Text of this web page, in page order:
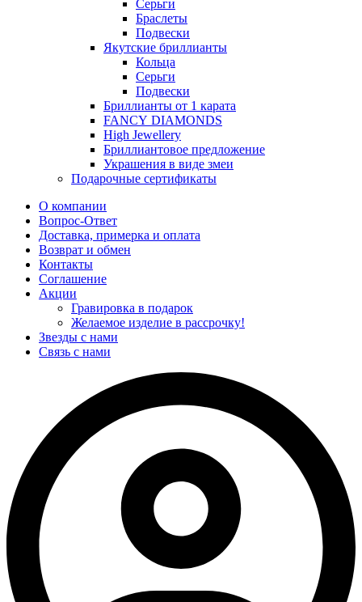
Серьги
Браслеты
Подвески
Якутские бриллианты
Кольца
Серьги
Подвески
Бриллианты от 1 карата
FANCY DIAMONDS
High Jewellery
Бриллиантовое предложение
Украшения в виде змеи
Подарочные сертификаты
О компании
Вопрос-Ответ
Доставка, примерка и оплата
Возврат и обмен
Контакты
Соглашение
Акции
Гравировка в подарок
Желаемое изделие в рассрочку!
Звезды с нами
Связь с нами